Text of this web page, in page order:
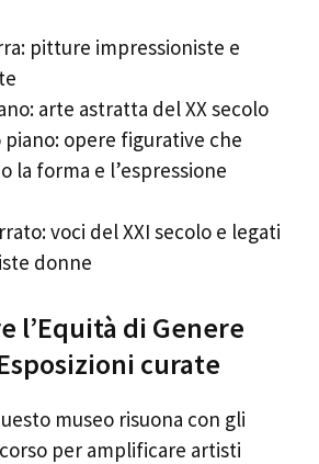
pitture impressioniste e
arte astratta del XX secolo
piano: opere figurative che
la forma e l’espressione
voci del XXI secolo e legati
donne
l’Equità di Genere
curate
museo risuona con gli
per amplificare artisti